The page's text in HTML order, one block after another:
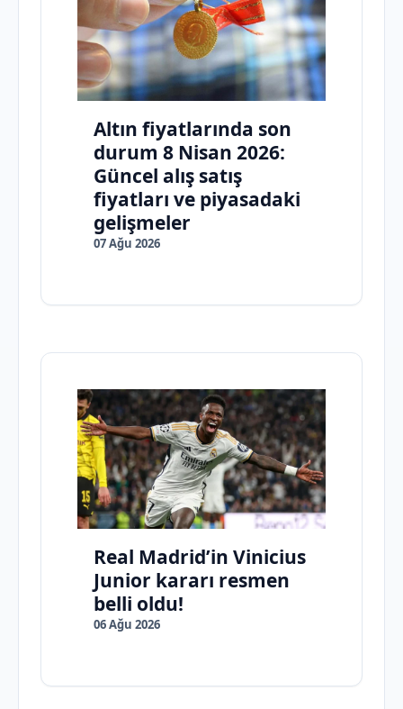
Altın fiyatlarında son
durum 8 Nisan 2026:
Güncel alış satış
fiyatları ve piyasadaki
gelişmeler
07 Ağu 2026
Real Madrid’in Vinicius
Junior kararı resmen
belli oldu!
06 Ağu 2026